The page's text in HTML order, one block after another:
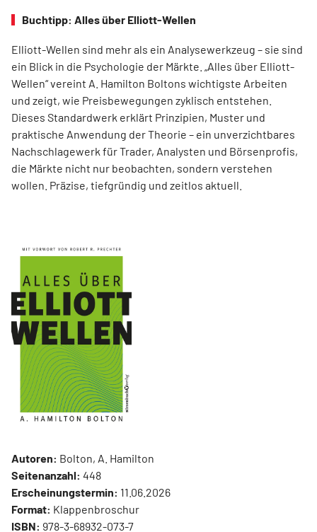
Buchtipp: Alles über Elliott-Wellen
Elliott-Wellen sind mehr als ein Analysewerkzeug – sie sind
ein Blick in die Psychologie der Märkte. „Alles über Elliott-
Wellen“ vereint A. Hamilton Boltons wichtigste Arbeiten
und zeigt, wie Preisbewegungen zyklisch entstehen.
Dieses Standardwerk erklärt Prinzipien, Muster und
praktische Anwendung der Theorie – ein unverzichtbares
Nachschlagewerk für Trader, Analysten und Börsenprofis,
die Märkte nicht nur beobachten, sondern verstehen
wollen. Präzise, tiefgründig und zeitlos aktuell.
Autoren: Bolton, A. Hamilton
Seitenanzahl: 448
Erscheinungstermin: 11.06.2026
Format: Klappenbroschur
ISBN: 978-3-68932-073-7